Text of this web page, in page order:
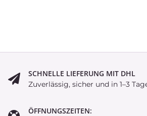
SCHNELLE LIEFERUNG MIT DHL
Zuverlässig, sicher und in 1–3
ÖFFNUNGSZEITEN: